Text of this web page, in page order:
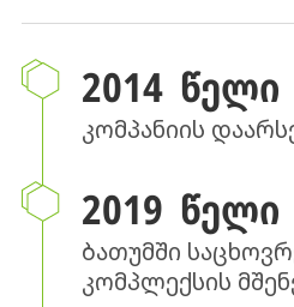
2014 ᲬᲔᲚᲘ
კომპანიის
2019 ᲬᲔᲚᲘ
ბათუმში
კომპლექსის